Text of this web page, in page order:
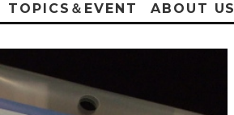
TOPICS＆EVENT ABOUT US